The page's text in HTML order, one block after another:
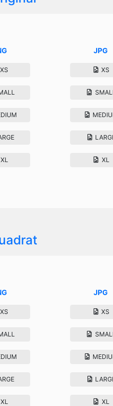
XS
XL
JPG
XS
XL
XS
XL
JPG
XS
XL